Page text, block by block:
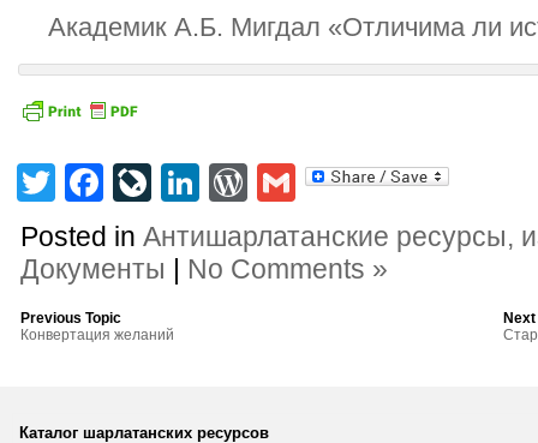
Академик А.Б. Мигдал «Отличима ли
TwitterFacebook
LiveJournal
LinkedIn
WordPress
Gmail
Posted inАнтишарлатанские ресурсы,
Документы | No Comments »
Previous Topic
Конвертация желаний
Каталог шарлатанских ресурсов